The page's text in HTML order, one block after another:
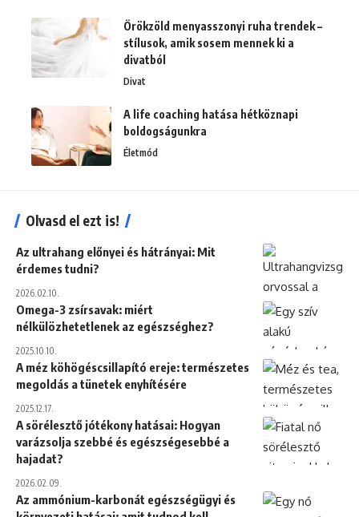
Örökzöld menyasszonyi ruha trendek –
stílusok, amik sosem mennek ki a
divatból
Divat
A life coaching hatása hétköznapi
boldogságunkra
Életmód
Olvasd el ezt is!
Az ultrahang előnyei és hátrányai: Mit
érdemes tudni?
2026.02.10.
Omega-3 zsírsavak: miért
nélkülözhetetlenek az egészséghez?
2025.10.10.
A méz köhögéscsillapító ereje: természetes
megoldás a tünetek enyhítésére
2025.12.17.
A sörélesztő jótékony hatásai: Hogyan
varázsolja szebbé és egészségesebbé a
hajadat?
2026.02.09.
Az ammónium-karbonát egészségügyi és